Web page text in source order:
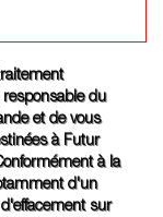
responsable du
et de vous
à Futur
d'un
sur